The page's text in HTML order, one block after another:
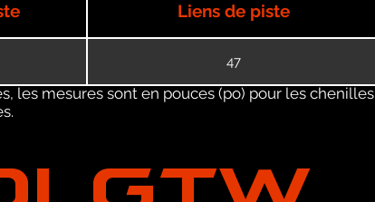
Liens de piste
47
les mesures sont en pouces (po) pour les chenilles
GTW